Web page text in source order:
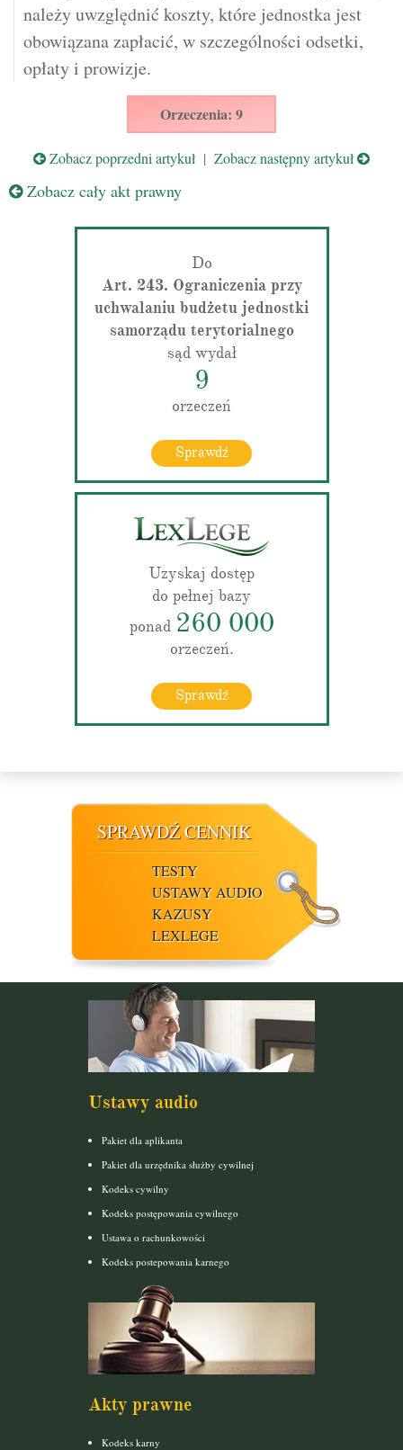
należy uwzględnić koszty, które jednostka jest
obowiązana zapłacić, w szczególności odsetki,
opłaty i prowizje.
Orzeczenia: 9
Zobacz poprzedni artykuł | Zobacz następny artykuł
Zobacz cały akt prawny
Do
Art. 243. Ograniczenia przy
uchwalaniu budżetu jednostki
samorządu terytorialnego
sąd wydał
9
orzeczeń
Sprawdź
Uzyskaj dostęp
do pełnej bazy
ponad 260 000
orzeczeń.
Sprawdź
SPRAWDŹ CENNIK
TESTY
USTAWY AUDIO
KAZUSY
LEXLEGE
Ustawy audio
Pakiet dla aplikanta
Pakiet dla urzędnika służby cywilnej
Kodeks cywilny
Kodeks postępowania cywilnego
Ustawa o rachunkowości
Kodeks postepowania karnego
Akty prawne
Kodeks karny